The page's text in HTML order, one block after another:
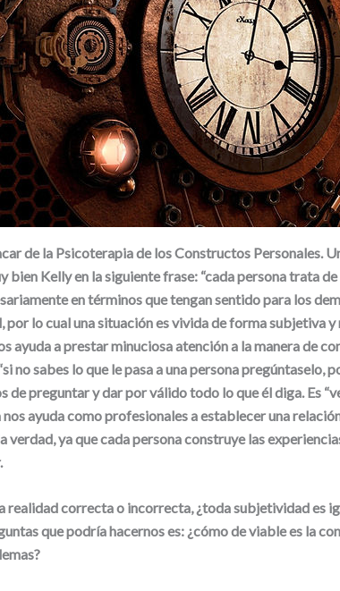
de la Psicoterapia de los Constructos Personales.
bien Kelly en la siguiente frase: “cada persona trata
en términos que tengan sentido para los
lo cual una situación es vivida de forma subjetiva
ayuda a prestar minuciosa atención a la manera de
no sabes lo que le pasa a una persona pregúntaselo,
de preguntar y dar por válido todo lo que él diga. Es
ayuda como profesionales a establecer una
verdad, ya que cada persona construye las
realidad correcta o incorrecta, ¿toda subjetividad es
que podría hacernos es: ¿cómo de viable es la